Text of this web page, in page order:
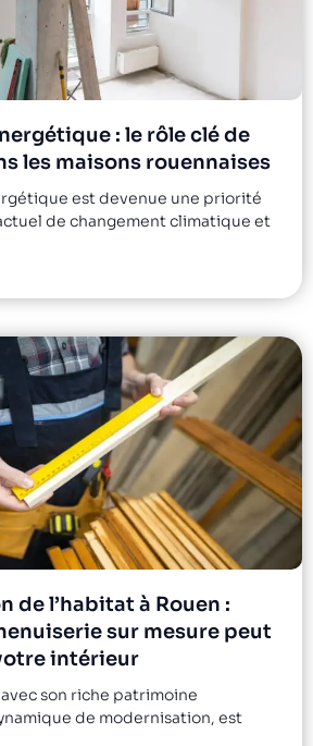
: le rôle clé de
les maisons rouennaises
est devenue une priorité
de changement climatique et
de l’habitat à Rouen :
sur mesure peut
intérieur
son riche patrimoine
de modernisation, est